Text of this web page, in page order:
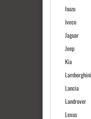
Isuzu
Iveco
Jaguar
Jeep
Kia
Lamborghini
Lancia
Landrover
Lexus